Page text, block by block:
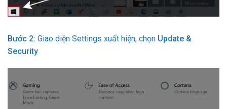
Bước 2: Giao diện Settings xuất hiện, chọn Update &
Security